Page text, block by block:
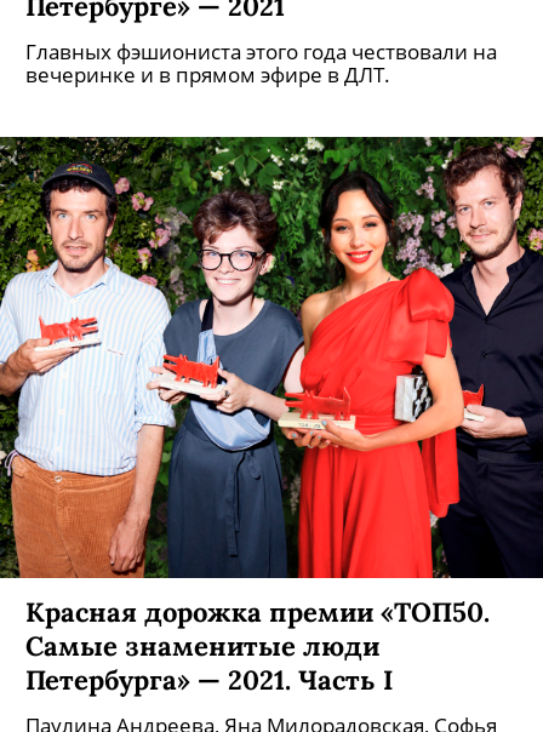
Главных фэшиониста этого года чествовали на
вечеринке и в прямом эфире в ДЛТ.
Красная дорожка премии «ТОП50.
Самые знаменитые люди
Петербурга» — 2021. Часть I
Паулина Андреева, Яна Милорадовская, Софья